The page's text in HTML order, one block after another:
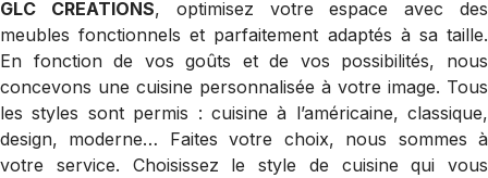
GLC CREATIONS, optimisez votre espace avec des
meubles fonctionnels et parfaitement adaptés à sa taille.
En fonction de vos goûts et de vos possibilités, nous
concevons une cuisine personnalisée à votre image. Tous
les styles sont permis : cuisine à l’américaine, classique,
design, moderne… Faites votre choix, nous sommes à
votre service. Choisissez le style de cuisine qui vous